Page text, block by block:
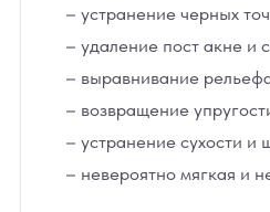
– устранение черных
– удаление пост акне и
– выравнивание
– возвращение
– устранение сухости и
– невероятно мягкая и